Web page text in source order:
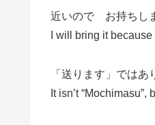
近いので お持ちし
I will bring it
「送ります」では
It isn’t “Mochimasu”,